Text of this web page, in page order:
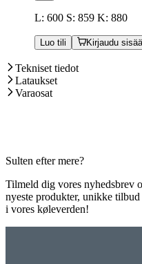
L: 600 S: 859 K: 880
Luo tili Kirjaudu
Tekniset tiedot
Lataukset
Varaosat
Sulten efter mere?
Tilmeld dig vores nyhedsbrev
nyeste produkter, unikke
i vores køleverden!